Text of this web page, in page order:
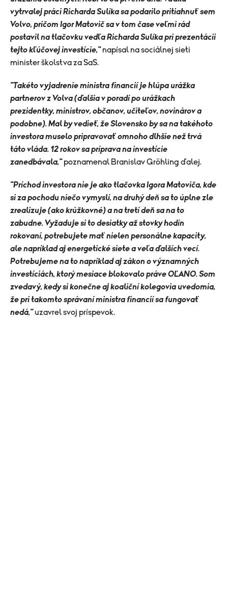
vytrvalej práci Richarda Sulíka sa podarilo pritiahnuť sem
Volvo, pričom Igor Matovič sa v tom čase veľmi rád
postavil na tlačovku vedľa Richarda Sulíka pri prezentácii
tejto kľúčovej investície,"napísal na sociálnej sieti
minister školstva za SaS.
"Takéto vyjadrenie ministra financií je hlúpa urážka
partnerov z Volva (ďalšia v poradí po urážkach
prezidentky, ministrov, občanov, učiteľov, novinárov a
podobne). Mal by vedieť, že Slovensko by sa na takéhoto
investora muselo pripravovať omnoho dlhšie než trvá
táto vláda. 12 rokov sa príprava na investície
zanedbávala,"poznamenal Branislav Gröhling ďalej.
"Príchod investora nie je ako tlačovka Igora Matoviča, kde
si za pochodu niečo vymyslí, na druhý deň sa to úplne zle
zrealizuje (ako krúžkovné) a na tretí deň sa na to
zabudne. Vyžaduje si to desiatky až stovky hodín
rokovaní, potrebujete mať nielen personálne kapacity,
ale napríklad aj energetické siete a veľa ďalších vecí.
Potrebujeme na to napríklad aj zákon o významných
investíciách, ktorý mesiace blokovalo práve OĽANO. Som
zvedavý, kedy si konečne aj koaliční kolegovia uvedomia,
že pri takomto správaní ministra financií sa fungovať
nedá,"uzavrel svoj príspevok.